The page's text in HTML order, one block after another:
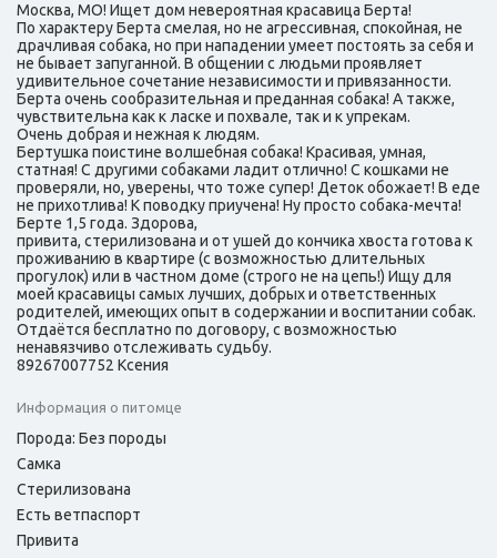
Москва, МО! Ищет дом невероятная красавица Берта!
По характеру Берта смелая, но не агрессивная, спокойная, не
драчливая собака, но при нападении умеет постоять за себя и
не бывает запуганной. В общении с людьми проявляет
удивительное сочетание независимости и привязанности.
Берта очень сообразительная и преданная собака! А также,
чувствительна как к ласке и похвале, так и к упрекам.
Очень добрая и нежная к людям.
Бертушка поистине волшебная собака! Красивая, умная,
статная! С другими собаками ладит отлично! С кошками не
проверяли, но, уверены, что тоже супер! Деток обожает! В еде
не прихотлива! К поводку приучена! Ну просто собака-мечта!
Берте 1,5 года. Здорова,
привита, стерилизована и от ушей до кончика хвоста готова к
проживанию в квартире (с возможностью длительных
прогулок) или в частном доме (строго не на цепь!) Ищу для
моей красавицы самых лучших, добрых и ответственных
родителей, имеющих опыт в содержании и воспитании собак.
Отдаётся бесплатно по договору, с возможностью
ненавязчиво отслеживать судьбу.
89267007752 Ксения
Информация о питомце
Порода: Без породы
Самка
Стерилизована
Есть ветпаспорт
Привита